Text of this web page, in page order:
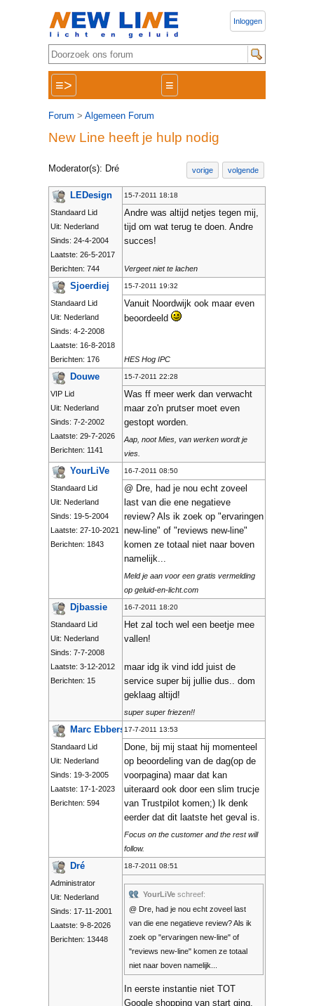
Inloggen
≡> ≡
Forum > Algemeen Forum
New Line heeft je hulp nodig
Moderator(s): Dré vorige volgende
LEDesign
Standaard Lid
Uit: Nederland
Sinds: 24-4-2004
Laatste: 26-5-2017
Berichten: 744
15-7-2011 18:18
Andre was altijd netjes tegen mij,
tijd om wat terug te doen. Andre
succes!
Vergeet niet te lachen
Sjoerdiej
Standaard Lid
Uit: Nederland
Sinds: 4-2-2008
Laatste: 16-8-2018
Berichten: 176
15-7-2011 19:32
Vanuit Noordwijk ook maar even
beoordeeld
HES Hog IPC
Douwe
VIP Lid
Uit: Nederland
Sinds: 7-2-2002
Laatste: 29-7-2026
Berichten: 1141
15-7-2011 22:28
Was ff meer werk dan verwacht
maar zo'n prutser moet even
gestopt worden.
Aap, noot Mies, van werken wordt je
vies.
YourLiVe
Standaard Lid
Uit: Nederland
Sinds: 19-5-2004
Laatste: 27-10-2021
Berichten: 1843
16-7-2011 08:50
@ Dre, had je nou echt zoveel
last van die ene negatieve
review? Als ik zoek op "ervaringen
new-line" of "reviews new-line"
komen ze totaal niet naar boven
namelijk...
Meld je aan voor een gratis vermelding
op geluid-en-licht.com
Djbassie
Standaard Lid
Uit: Nederland
Sinds: 7-7-2008
Laatste: 3-12-2012
Berichten: 15
16-7-2011 18:20
Het zal toch wel een beetje mee
vallen!
maar idg ik vind idd juist de
service super bij jullie dus.. dom
geklaag altijd!
super super friezen!!
Marc Ebbers
Standaard Lid
Uit: Nederland
Sinds: 19-3-2005
Laatste: 17-1-2023
Berichten: 594
17-7-2011 13:53
Done, bij mij staat hij momenteel
op beoordeling van de dag(op de
voorpagina) maar dat kan
uiteraard ook door een slim trucje
van Trustpilot komen;) Ik denk
eerder dat dit laatste het geval is.
Focus on the customer and the rest will
follow.
Dré
Administrator
Uit: Nederland
Sinds: 17-11-2001
Laatste: 9-8-2026
Berichten: 13448
18-7-2011 08:51
YourLiVe schreef:
@ Dre, had je nou echt zoveel last
van die ene negatieve review? Als ik
zoek op "ervaringen new-line" of
"reviews new-line" komen ze totaal
niet naar boven namelijk...
In eerste instantie niet TOT
Google shopping van start ging.